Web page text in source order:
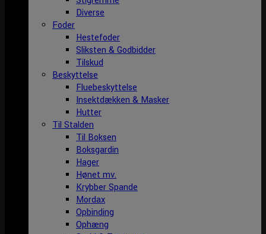
Diverse
Foder
Hestefoder
Sliksten & Godbidder
Tilskud
Beskyttelse
Fluebeskyttelse
Insektdækken & Masker
Hutter
Til Stalden
Til Boksen
Boksgardin
Hager
Hønet mv.
Krybber Spande
Mordax
Opbinding
Ophæng